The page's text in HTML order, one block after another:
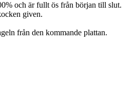
och är fullt ös från början till slut.
given.
från den kommande plattan.